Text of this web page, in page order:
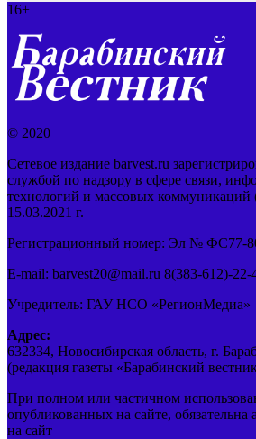
16+
© 2020
Сетевое издание barvest.ru
службой по надзору в сфере связи,
технологий и массовых коммуникаций
15.03.2021 г.
Регистрационный номер: Эл № ФС77-
E-mail: barvest20@mail.ru 8(383-612)-22-
Учредитель: ГАУ НСО «РегионМедиа»
Адрес:
632334, Новосибирская область, г.
(редакция газеты «Барабинский
При полном или частичном
опубликованных на сайте, обязательна
на сайт